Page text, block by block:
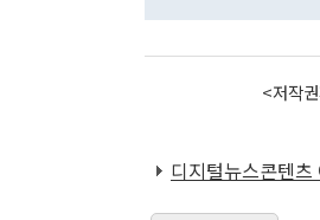
<저작
디지털뉴스콘텐츠